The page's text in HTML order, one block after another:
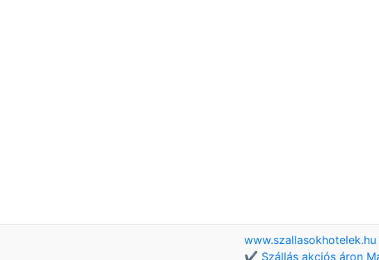
www.szallasokhotelek.hu
✔️ Szállás akciós áron